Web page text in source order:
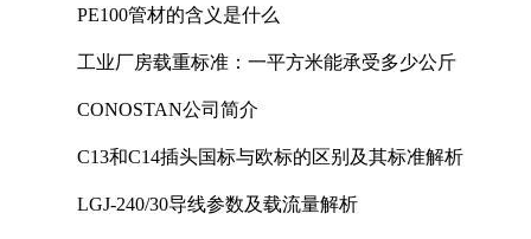
PE100管材的含义是什么
工业厂房载重标准：一平方米能承受多少公斤
CONOSTAN公司简介
C13和C14插头国标与欧标的区别及其标准解析
LGJ-240/30导线参数及载流量解析